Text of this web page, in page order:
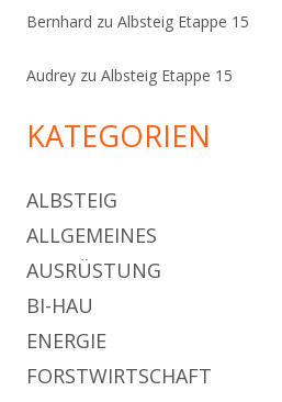
Bernhard zu Albsteig Etappe 15
Audrey zu Albsteig Etappe 15
KATEGORIEN
ALBSTEIG
ALLGEMEINES
AUSRÜSTUNG
BI-HAU
ENERGIE
FORSTWIRTSCHAFT